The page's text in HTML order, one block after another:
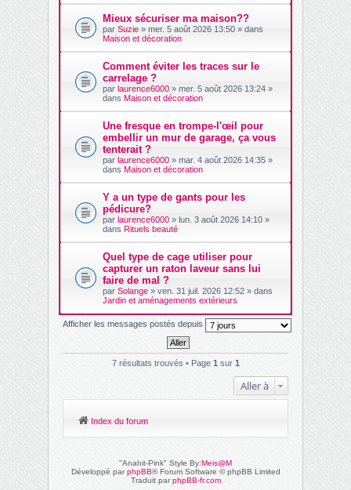
Mieux sécuriser ma maison??
par Suzie » mer. 5 août 2026 13:50 » dans
Maison et décoration
Comment éviter les traces sur le
carrelage ?
par laurence6000 » mer. 5 août 2026 13:24 »
dans Maison et décoration
Une fresque en trompe-l'œil pour
embellir un mur de garage, ça vous
tenterait ?
par laurence6000 » mar. 4 août 2026 14:35 »
dans Maison et décoration
Y a un type de gants pour les
pédicure?
par laurence6000 » lun. 3 août 2026 14:10 »
dans Rituels beauté
Quel type de cage utiliser pour
capturer un raton laveur sans lui
faire de mal ?
par Solange » ven. 31 juil. 2026 12:52 » dans
Jardin et aménagements extérieurs
Afficher les messages postés depuis
7 résultats trouvés • Page 1 sur 1
Aller à
Index du forum
"Anahit-Pink" Style By:Meis@M
Développé parphpBB® Forum Software © phpBB Limited
Traduit parphpBB-fr.com